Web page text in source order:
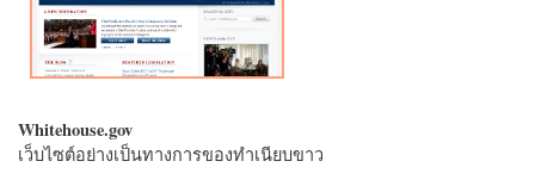
Whitehouse.gov
เว็บไซต์อย่างเป็นทางการของทำเนียบขาว